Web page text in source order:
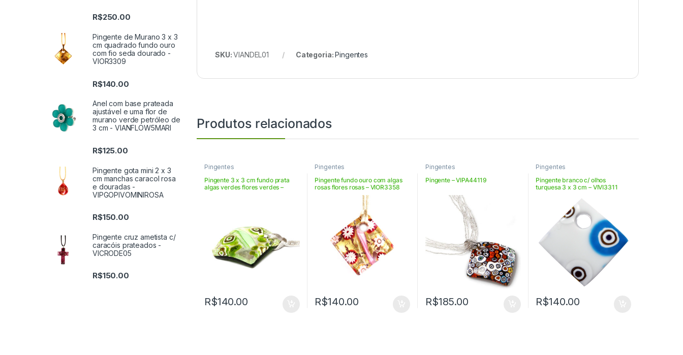
SKU:VIANDEL01 Categoria:Pingentes
Produtos relacionados
Pingentes
Pingente 3 x 3 cm fundo prata
algas verdes flores verdes –
R$140.00
Pingentes
Pingente fundo ouro com algas
rosas flores rosas – VIOR3358
R$140.00
Pingentes
Pingente – VIPA44119
R$185.00
Pingentes
Pingente branco c/ olhos
turquesa 3 x 3 cm – VIVI3311
R$140.00
R$250.00
Pingente de Murano 3 x 3
cm quadrado fundo ouro
com fio seda dourado -
VIOR3309
R$140.00
Anel com base prateada
ajustável e uma flor de
murano verde petróleo de
3 cm - VIANFLOW5MARI
R$125.00
Pingente gota mini 2 x 3
cm manchas caracol rosa
e douradas -
VIPGOPIVOMINIROSA
R$150.00
Pingente cruz ametista c/
caracóis prateados -
VICRODE05
R$150.00